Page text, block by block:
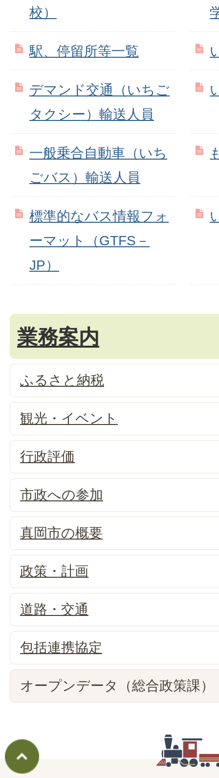
校）
駅、停留所等一覧
デマンド交通（いちご
タクシー）輸送人員
一般乗合自動車（いち
ごバス）輸送人員
標準的なバス情報フォ
ーマット（GTFS－
JP）
業務案内
ふるさと納税
観光・イベント
行政評価
市政への参加
真岡市の概要
政策・計画
道路・交通
包括連携協定
オープンデータ（総合政策課）